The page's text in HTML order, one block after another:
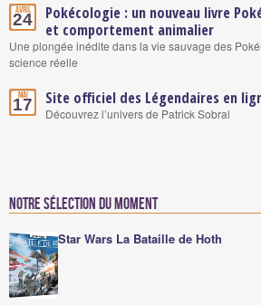
Avril
24
Pokécologie : un nouveau livre
et comportement animalier
Une plongée inédite dans la vie sauvage des
science réelle
Mai
17 Site officiel des Légendaires en
Découvrez l’univers de Patrick Sobral
Notre sélection du moment
Star Wars La Bataille de Hoth